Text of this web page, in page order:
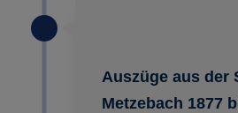
Auszüge aus der
Metzebach 1877